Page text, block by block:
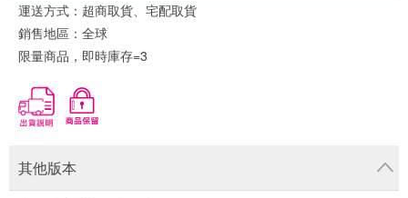
運送方式： 超商取貨、宅配取貨
銷售地區： 全球
限量商品，即時庫存=3
其他版本